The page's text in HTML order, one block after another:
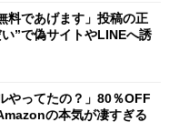
料であげます」投稿の正
”で偽サイトやLINEへ誘
やってたの？」80％OFF
の本気が凄すぎる